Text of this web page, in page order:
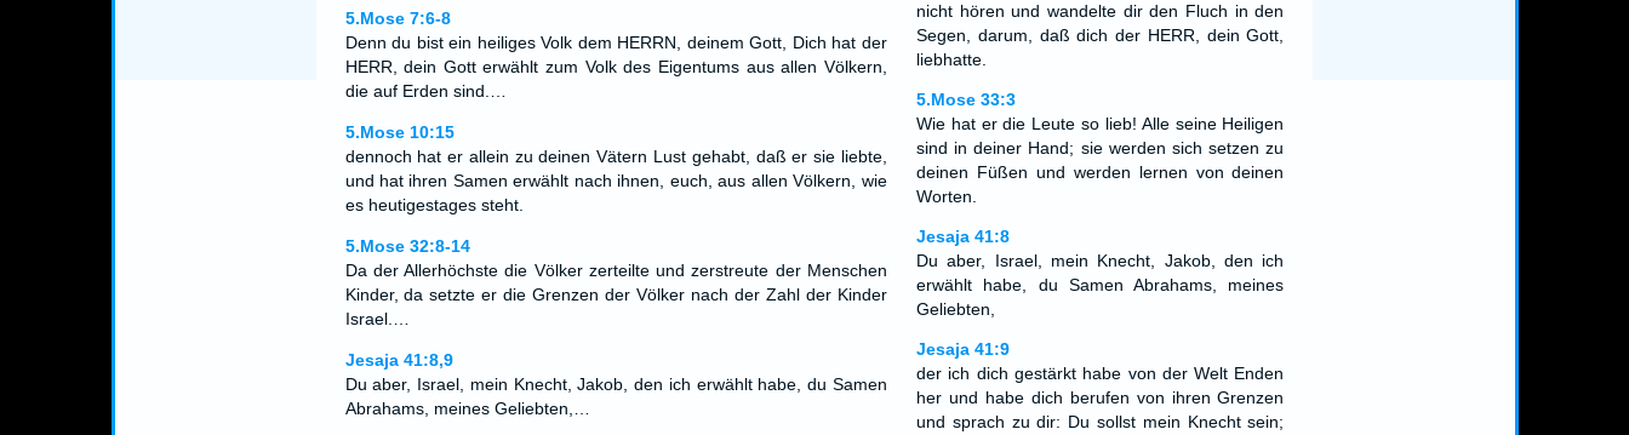
5.Mose 7:6-8
Denn du bist ein heiliges Volk dem HERRN, deinem Gott, Dich hat der
HERR, dein Gott erwählt zum Volk des Eigentums aus allen Völkern,
die auf Erden sind.…
5.Mose 10:15
dennoch hat er allein zu deinen Vätern Lust gehabt, daß er sie liebte,
und hat ihren Samen erwählt nach ihnen, euch, aus allen Völkern, wie
es heutigestages steht.
5.Mose 32:8-14
Da der Allerhöchste die Völker zerteilte und zerstreute der Menschen
Kinder, da setzte er die Grenzen der Völker nach der Zahl der Kinder
Israel.…
Jesaja 41:8,9
Du aber, Israel, mein Knecht, Jakob, den ich erwählt habe, du Samen
Abrahams, meines Geliebten,…
nicht hören und wandelte dir den Fluch in den
Segen, darum, daß dich der HERR, dein Gott,
liebhatte.
5.Mose 33:3
Wie hat er die Leute so lieb! Alle seine Heiligen
sind in deiner Hand; sie werden sich setzen zu
deinen Füßen und werden lernen von deinen
Worten.
Jesaja 41:8
Du aber, Israel, mein Knecht, Jakob, den ich
erwählt habe, du Samen Abrahams, meines
Geliebten,
Jesaja 41:9
der ich dich gestärkt habe von der Welt Enden
her und habe dich berufen von ihren Grenzen
und sprach zu dir: Du sollst mein Knecht sein;